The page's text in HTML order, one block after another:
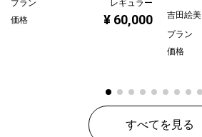
プラン
レギュラー
価格
¥ 60,000
吉田絵美
プラン
価格
すべてを見る